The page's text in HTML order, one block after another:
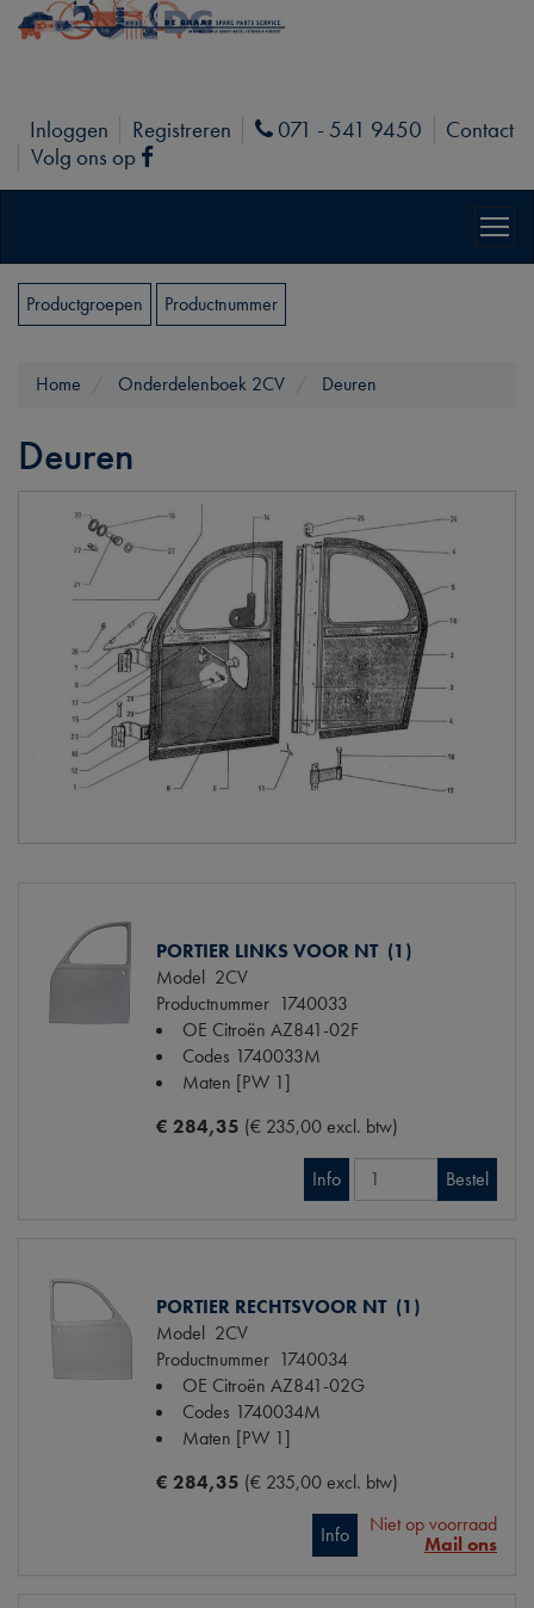
Inloggen Registreren Phone
071 - 541 9450
Contact
Volg ons op
Facebook
Productgroepen Productnummer
Home Onderdelenboek 2CV Deuren
Deuren
PORTIER LINKS VOOR NT (1)
Model 2CV
Productnummer 1740033
OE Citroën AZ841-02F
Codes 1740033M
Maten [PW 1]
€ 284,35 (€ 235,00 excl. btw)
Info Bestel
PORTIER RECHTSVOOR NT (1)
Model 2CV
Productnummer 1740034
OE Citroën AZ841-02G
Codes 1740034M
Maten [PW 1]
€ 284,35 (€ 235,00 excl. btw)
Info
Niet op voorraad
Mail ons